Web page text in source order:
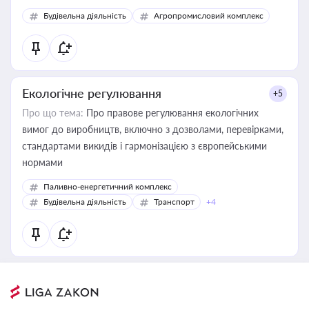
Будівельна діяльність Агропромисловий комплекс
Екологічне регулювання +5
Про що тема: Про правове регулювання екологічних
вимог до виробництв, включно з дозволами, перевірками,
стандартами викидів і гармонізацією з європейськими
нормами
Паливно-енергетичний комплекс
Будівельна діяльність
Транспорт +4